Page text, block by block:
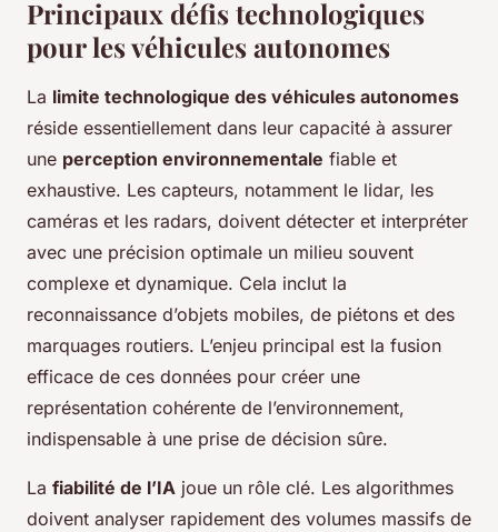
Principaux défis technologiques
pour les véhicules autonomes
La limite technologique des véhicules autonomes
réside essentiellement dans leur capacité à assurer
une perception environnementale fiable et
exhaustive. Les capteurs, notamment le lidar, les
caméras et les radars, doivent détecter et interpréter
avec une précision optimale un milieu souvent
complexe et dynamique. Cela inclut la
reconnaissance d’objets mobiles, de piétons et des
marquages routiers. L’enjeu principal est la fusion
efficace de ces données pour créer une
représentation cohérente de l’environnement,
indispensable à une prise de décision sûre.
La fiabilité de l’IA joue un rôle clé. Les algorithmes
doivent analyser rapidement des volumes massifs de